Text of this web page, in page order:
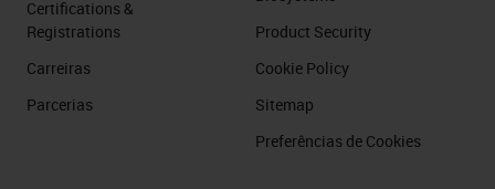
Certifications &
Registrations
Carreiras
Parcerias
Product Security
Cookie Policy
Sitemap
Preferências de Cookies